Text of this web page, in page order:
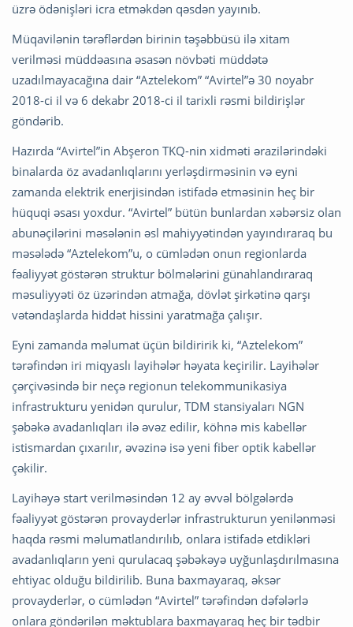
üzrə ödənişləri icra etməkdən qəsdən yayınıb.
Müqavilənin tərəflərdən birinin təşəbbüsü ilə xitam
verilməsi müddəasına əsasən növbəti müddətə
uzadılmayacağına dair “Aztelekom” “Avirtel”ə 30 noyabr
2018-ci il və 6 dekabr 2018-ci il tarixli rəsmi bildirişlər
göndərib.
Hazırda “Avirtel”in Abşeron TKQ-nin xidməti ərazilərindəki
binalarda öz avadanlıqlarını yerləşdirməsinin və eyni
zamanda elektrik enerjisindən istifadə etməsinin heç bir
hüquqi əsası yoxdur. “Avirtel” bütün bunlardan xəbərsiz olan
abunəçilərini məsələnin əsl mahiyyətindən yayındıraraq bu
məsələdə “Aztelekom”u, o cümlədən onun regionlarda
fəaliyyət göstərən struktur bölmələrini günahlandıraraq
məsuliyyəti öz üzərindən atmağa, dövlət şirkətinə qarşı
vətəndaşlarda hiddət hissini yaratmağa çalışır.
Eyni zamanda məlumat üçün bildiririk ki, “Aztelekom”
tərəfindən iri miqyaslı layihələr həyata keçirilir. Layihələr
çərçivəsində bir neçə regionun telekommunikasiya
infrastrukturu yenidən qurulur, TDM stansiyaları NGN
şəbəkə avadanlıqları ilə əvəz edilir, köhnə mis kabellər
istismardan çıxarılır, əvəzinə isə yeni fiber optik kabellər
çəkilir.
Layihəyə start verilməsindən 12 ay əvvəl bölgələrdə
fəaliyyət göstərən provayderlər infrastrukturun yenilənməsi
haqda rəsmi məlumatlandırılıb, onlara istifadə etdikləri
avadanlıqların yeni qurulacaq şəbəkəyə uyğunlaşdırılmasına
ehtiyac olduğu bildirilib. Buna baxmayaraq, əksər
provayderlər, o cümlədən “Avirtel” tərəfindən dəfələrlə
onlara göndərilən məktublara baxmayaraq heç bir tədbir